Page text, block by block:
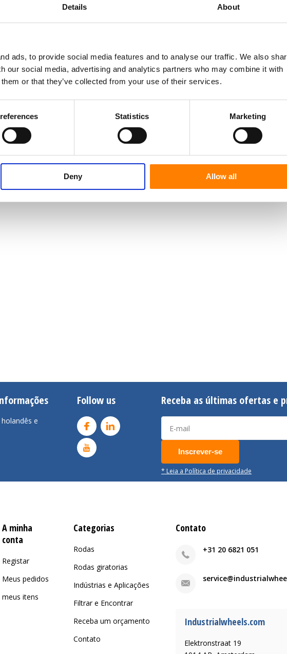
Details About
ads, to provide social media features and to analyse our traffic. We also
our social media, advertising and analytics partners who may combine it with
or that they’ve collected from your use of their services.
Statistics Marketing
Deny Allow all
roda.
como podemos ajudá-lo a
Material do garfo
e
Follow us Receba as últimas ofertas e
Inscrever-se
* Leia a Política de privacidade
A minha
conta
Registar
Meus pedidos
meus itens
Categorias
Rodas
Rodas giratorias
Indústrias e Aplicações
Filtrar e Encontrar
Receba um orçamento
Contato
Contato
+31 20 6821 051
Industrialwheels.com
Elektronstraat 19